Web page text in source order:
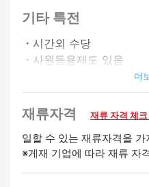
・자격 취득 보조 있음
정사원 승급가능
기타 특전
・시간외 수당
・사원등용제도 있음
・친구 소개 수당 있음
환영
경험자 우대
더
재류자격 재류 자격 체
일할 수 있는 재류자격을 가
※게재 기업에 따라 재류 자